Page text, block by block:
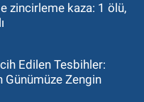
zincirleme kaza: 1 ölü,
Edilen Tesbihler:
Günümüze Zengin